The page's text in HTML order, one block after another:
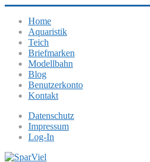
Home
Aquaristik
Teich
Briefmarken
Modellbahn
Blog
Benutzerkonto
Kontakt
Datenschutz
Impressum
Log-In